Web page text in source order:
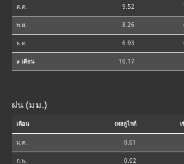
ต.ค. 9.52
พ.ย. 8.26
ธ.ค. 6.93
⌀ เดือน 10.17
ฝน (มม.)
เดือน เทลลูไรด์
ม.ค. 0.01
ก.พ. 0.02